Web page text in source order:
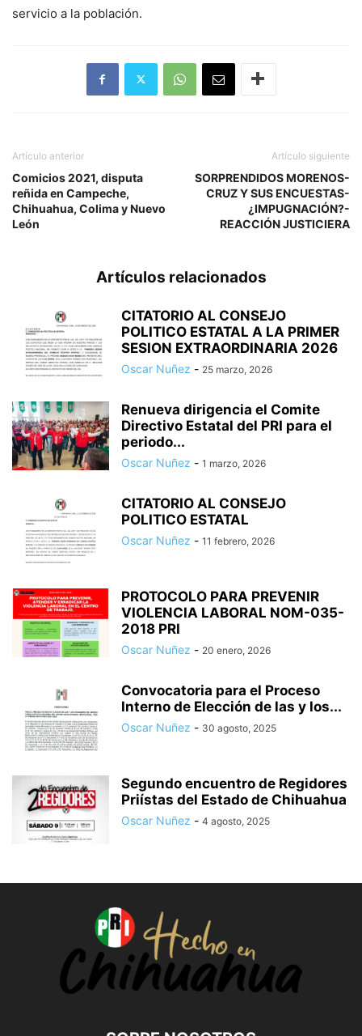
servicio a la población.
Artículo anterior
Comicios 2021, disputa
reñida en Campeche,
Chihuahua, Colima y Nuevo
León
Artículo siguiente
SORPRENDIDOS MORENOS-
CRUZ Y SUS ENCUESTAS-
¿IMPUGNACIÓN?-
REACCIÓN JUSTICIERA
Artículos relacionados
CITATORIO AL CONSEJO
POLITICO ESTATAL A LA PRIMER
SESION EXTRAORDINARIA 2026
Oscar Nuñez - 25 marzo, 2026
Renueva dirigencia el Comite
Directivo Estatal del PRI para el
periodo...
Oscar Nuñez - 1 marzo, 2026
CITATORIO AL CONSEJO
POLITICO ESTATAL
Oscar Nuñez - 11 febrero, 2026
PROTOCOLO PARA PREVENIR
VIOLENCIA LABORAL NOM-035-
2018 PRI
Oscar Nuñez - 20 enero, 2026
Convocatoria para el Proceso
Interno de Elección de las y los...
Oscar Nuñez - 30 agosto, 2025
Segundo encuentro de Regidores
Priístas del Estado de Chihuahua
Oscar Nuñez - 4 agosto, 2025